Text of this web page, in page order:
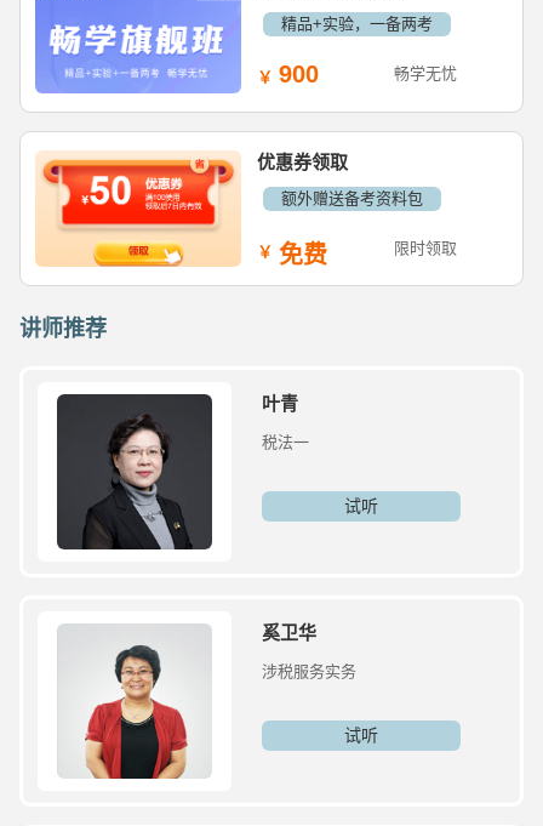
精品+实验，一备两考
900 畅学无忧
优惠券领取
额外赠送备考资料包
免费 限时领取
讲师推荐
叶青
税法一
试听
奚卫华
涉税服务实务
试听